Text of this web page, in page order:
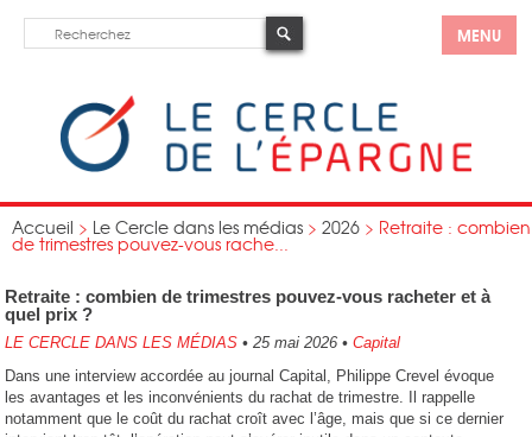
MENU
Accueil > Le Cercle dans les médias > 2026 > Retraite : combien
de trimestres pouvez-vous rache...
Retraite : combien de trimestres pouvez-vous racheter et à
quel prix ?
LE CERCLE DANS LES MÉDIAS • 25 mai 2026• Capital
Dans une interview accordée au journal Capital, Philippe Crevel évoque
les avantages et les inconvénients du rachat de trimestre. Il rappelle
notamment que le coût du rachat croît avec l’âge, mais que si ce dernier